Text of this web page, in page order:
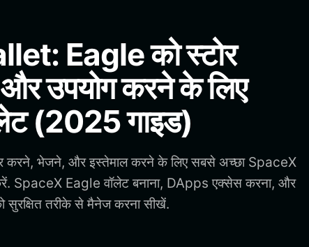
Eagle को स्टोर
उपयोग करने के लिए
(2025 गाइड)
करने, भेजने, और इस्तेमाल करने के लिए सबसे अच्छा SpaceX
SpaceX Eagle वॉलेट बनाना, DApps एक्सेस करना, और
तरीके से मैनेज करना सीखें.